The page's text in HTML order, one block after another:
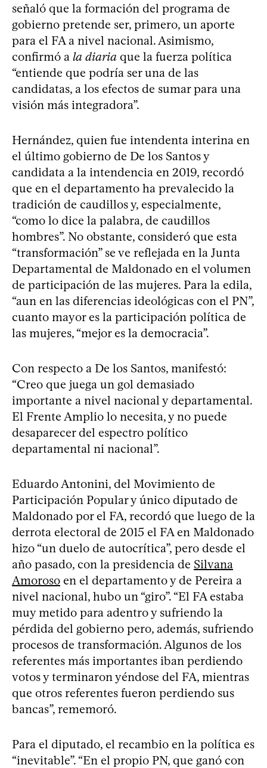
señaló que la formación del programa de
gobierno pretende ser, primero, un aporte
para el FA a nivel nacional. Asimismo,
confirmó a la diaria que la fuerza política
“entiende que podría ser una de las
candidatas, a los efectos de sumar para una
visión más integradora”.
Hernández, quien fue intendenta interina en
el último gobierno de De los Santos y
candidata a la intendencia en 2019, recordó
que en el departamento ha prevalecido la
tradición de caudillos y, especialmente,
“como lo dice la palabra, de caudillos
hombres”. No obstante, consideró que esta
“transformación” se ve reflejada en la Junta
Departamental de Maldonado en el volumen
de participación de las mujeres. Para la edila,
“aun en las diferencias ideológicas con el PN”,
cuanto mayor es la participación política de
las mujeres, “mejor es la democracia”.
Con respecto a De los Santos, manifestó:
“Creo que juega un gol demasiado
importante a nivel nacional y departamental.
El Frente Amplio lo necesita, y no puede
desaparecer del espectro político
departamental ni nacional”.
Eduardo Antonini, del Movimiento de
Participación Popular y único diputado de
Maldonado por el FA, recordó que luego de la
derrota electoral de 2015 el FA en Maldonado
hizo “un duelo de autocrítica”, pero desde el
año pasado, con la presidencia de Silvana
Amoroso en el departamento y de Pereira a
nivel nacional, hubo un “giro”. “El FA estaba
muy metido para adentro y sufriendo la
pérdida del gobierno pero, además, sufriendo
procesos de transformación. Algunos de los
referentes más importantes iban perdiendo
votos y terminaron yéndose del FA, mientras
que otros referentes fueron perdiendo sus
bancas”, rememoró.
Para el diputado, el recambio en la política es
“inevitable”. “En el propio PN, que ganó con